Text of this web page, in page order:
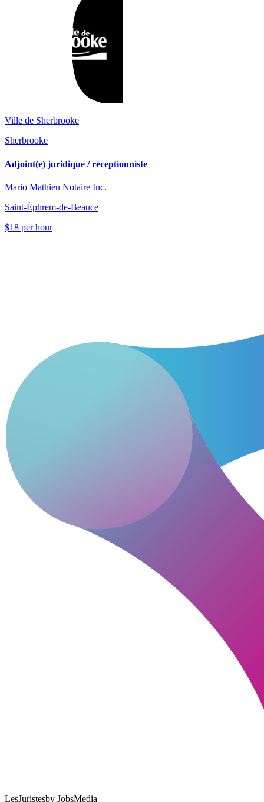
Ville de Sherbrooke
Sherbrooke
Adjoint(e) juridique / réceptionniste
Mario Mathieu Notaire Inc.
Saint-Éphrem-de-Beauce
$18 per hour
LesJuristesby JobsMedia